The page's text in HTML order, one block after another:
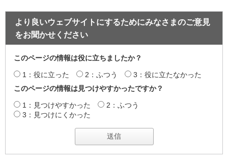
より良いウェブサイトにするためにみなさまのご意見
をお聞かせください
このページの情報は役に立ちましたか？
1：役に立った 2：ふつう
3：役に立たなかった
このページの情報は見つけやすかったですか？
1：見つけやすかった
2：ふつう
3：見つけにくかった